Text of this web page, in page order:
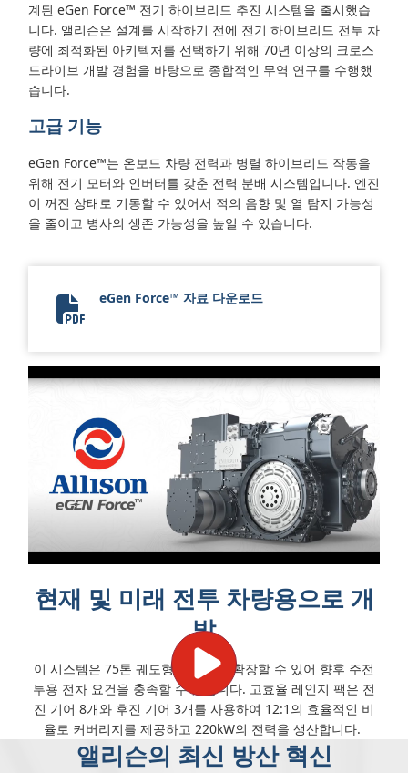
계된 eGen Force™ 전기 하이브리드 추진 시스템을 출시했습
니다. 앨리슨은 설계를 시작하기 전에 전기 하이브리드 전투 차
량에 최적화된 아키텍처를 선택하기 위해 70년 이상의 크로스
드라이브 개발 경험을 바탕으로 종합적인 무역 연구를 수행했
습니다.
고급 기능
eGen Force™는 온보드 차량 전력과 병렬 하이브리드 작동을
위해 전기 모터와 인버터를 갖춘 전력 분배 시스템입니다. 엔진
이 꺼진 상태로 기동할 수 있어서 적의 음향 및 열 탐지 가능성
을 줄이고 병사의 생존 가능성을 높일 수 있습니다.
eGen Force Flyer
eGen Force™ 자료 다운로드
현재 및 미래 전투 차량용으로 개
발
이 시스템은 75톤 궤도형 전차까지 확장할 수 있어 향후 주전
투용 전차 요건을 충족할 수 있습니다. 고효율 레인지 팩은 전
진 기어 8개와 후진 기어 3개를 사용하여 12:1의 효율적인 비
율로 커버리지를 제공하고 220kW의 전력을 생산합니다.
앨리슨의 최신 방산 혁신